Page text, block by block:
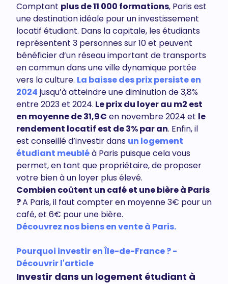
Comptant plus de 11 000 formations, Paris est
une destination idéale pour un investissement
locatif étudiant. Dans la capitale, les étudiants
représentent 3 personnes sur 10 et peuvent
bénéficier d’un réseau important de transports
en commun dans une ville dynamique portée
vers la culture. La baisse des prix persiste en
2024 jusqu’à atteindre une diminution de 3,8%
entre 2023 et 2024. Le prix du loyer au m2 est
en moyenne de 31,9€ en novembre 2024 et le
rendement locatif est de 3% par an. Enfin, il
est conseillé d’investir dans un logement
étudiant meubléà Paris puisque cela vous
permet, en tant que propriétaire, de proposer
votre bien à un loyer plus élevé.
Combien coûtent un café et une bière à Paris
?A Paris, il faut compter en moyenne 3€ pour un
café, et 6€ pour une bière.
Découvrez nos biens en vente à Paris.
Pourquoi investir en Île-de-France ? -
Découvrir l'article
Investir dans un logement étudiant à